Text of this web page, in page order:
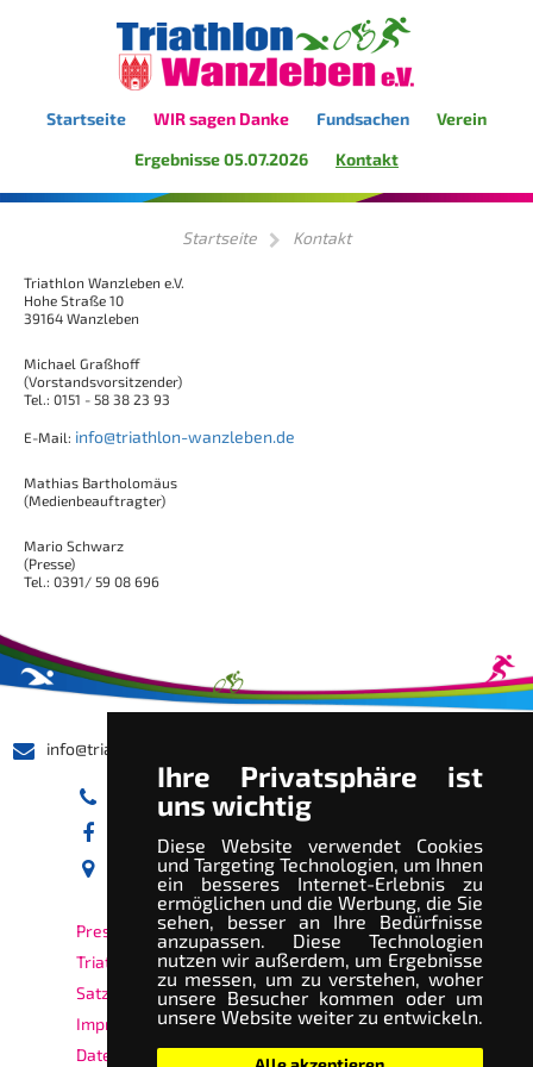
Ihre Privatsphäre ist
uns wichtig
Diese Website verwendet Cookies
und Targeting Technologien, um Ihnen
ein besseres Internet-Erlebnis zu
ermöglichen und die Werbung, die Sie
sehen, besser an Ihre Bedürfnisse
anzupassen. Diese Technologien
nutzen wir außerdem, um Ergebnisse
zu messen, um zu verstehen, woher
unsere Besucher kommen oder um
unsere Website weiter zu entwickeln.
Startseite WIR sagen Danke Fundsachen
Verein
Ergebnisse 05.07.2026
Kontakt
Startseite Kontakt
Triathlon Wanzleben e.V.
Hohe Straße 10
39164 Wanzleben
Michael Graßhoff
(Vorstandsvorsitzender)
Tel.: 0151 - 58 38 23 93
E-Mail: info@triathlon-wanzleben.de
Mathias Bartholomäus
(Medienbeauftragter)
Mario Schwarz
(Presse)
Tel.: 0391/ 59 08 696
info@triathlon-wanzleben.de
0151 - 58 38 23 93
Triathlon Wanzleben e.V.
Hohe Straße 10
39164 Wanzleben
Presse
Triathlon - Archiv
Satzung
Impressum & AGB
Datenschutz